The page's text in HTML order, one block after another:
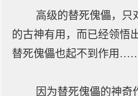
高级的替死傀儡，只
的古神有用，而已经领悟
替死傀儡也起不到作用
因为替死傀儡的神奇